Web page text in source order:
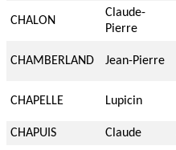
CHALON
Claude-
Pierre
CHAMBERLAND Jean-Pierre
CHAPELLE Lupicin
CHAPUIS Claude